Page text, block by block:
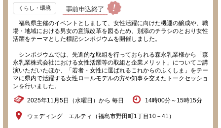
くらし・環境
福島県主催のイベントとしまして、女性活躍に向けた機運の醸成や、職
場・地域における男女の意識改革を図るため、別添のチラシのとおり女性
活躍をテーマとした標記シンポジウムを開催しました。
シンポジウムでは、先進的な取組を行っておられる森永乳業様から「森
永乳業株式会社における女性活躍等の取組と企業メリット」についてご講
演いただいたほか、「若者・女性に選ばれるこれからのふくしま」をテー
マに県内で活躍する女性ロールモデルの方や知事を交えたトークセッショ
ンを行いました。
2025年11月5日（水曜日）から 毎日 14時00分～15時15分
ウェディング エルティ（福島市野田町1丁目10－41）